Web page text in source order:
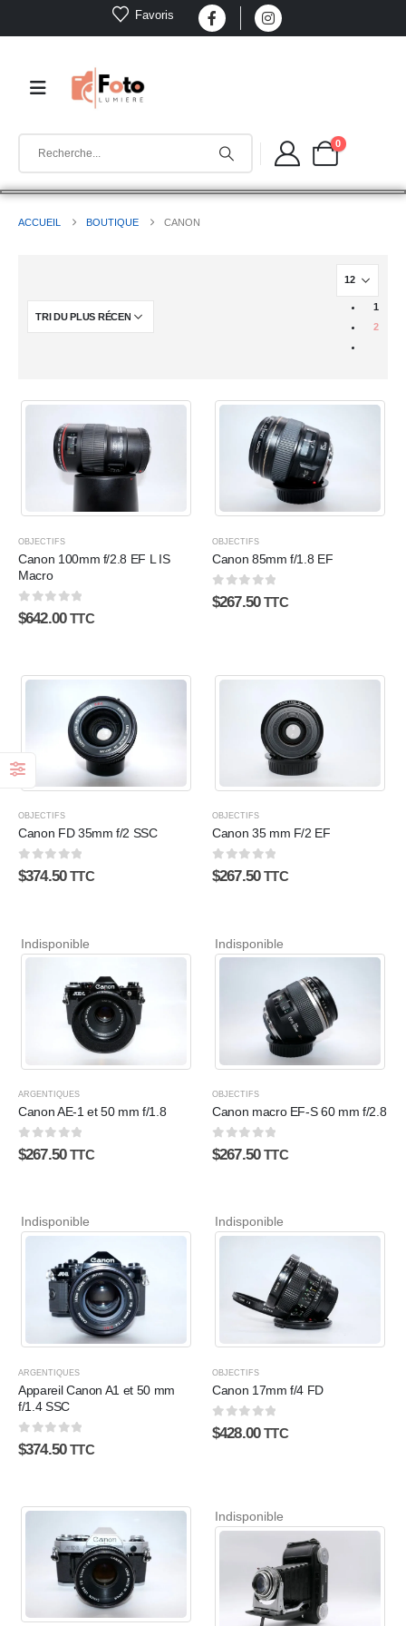
Favoris
0
ACCUEIL BOUTIQUE CANON
1
2
OBJECTIFS
Canon 100mm f/2.8 EF L IS
Macro
0sur 5
$642.00 TTC
OBJECTIFS
Canon 85mm f/1.8 EF
0sur 5
$267.50 TTC
OBJECTIFS
Canon FD 35mm f/2 SSC
0sur 5
$374.50 TTC
OBJECTIFS
Canon 35 mm F/2 EF
0sur 5
$267.50 TTC
Indisponible
ARGENTIQUES
Canon AE-1 et 50 mm f/1.8
0sur 5
$267.50 TTC
Indisponible
OBJECTIFS
Canon macro EF-S 60 mm f/2.8
0sur 5
$267.50 TTC
Indisponible
ARGENTIQUES
Appareil Canon A1 et 50 mm
f/1.4 SSC
0sur 5
$374.50 TTC
Indisponible
OBJECTIFS
Canon 17mm f/4 FD
0 sur 5
$428.00 TTC
Indisponible